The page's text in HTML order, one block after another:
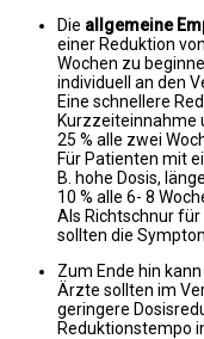
Die allgemeine
einer Reduktion
Wochen zu
individuell an den
Eine schnellere
Kurzzeiteinnahme
25 % alle zwei
Für Patienten mit
B. hohe Dosis,
10 % alle 6- 8
Als Richtschnur
sollten die
Zum Ende hin
Ärzte sollten im
geringere
Reduktionstempo